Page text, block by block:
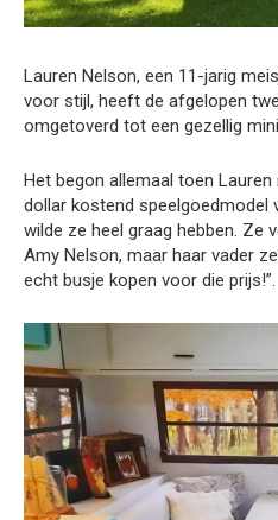
Lauren Nelson, een 11-jarig
voor stijl, heeft de afgelopen
omgetoverd tot een gezellig
Het begon allemaal toen
dollar kostend speelgoedmodel
wilde ze heel graag hebben. Ze
Amy Nelson, maar haar vader
echt busje kopen voor die prijs!”.